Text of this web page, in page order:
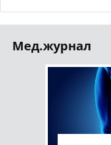
Мед.журнал